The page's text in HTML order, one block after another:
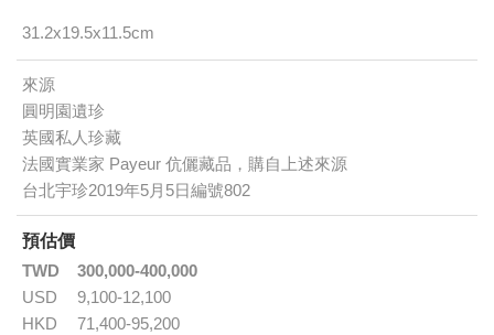
31.2x19.5x11.5cm
來源
圓明園遺珍
英國私人珍藏
法國實業家 Payeur 伉儷藏品，購自上述來源
台北宇珍2019年5月5日編號802
預估價
TWD
300,000-400,000
USD
9,100-12,100
HKD
71,400-95,200